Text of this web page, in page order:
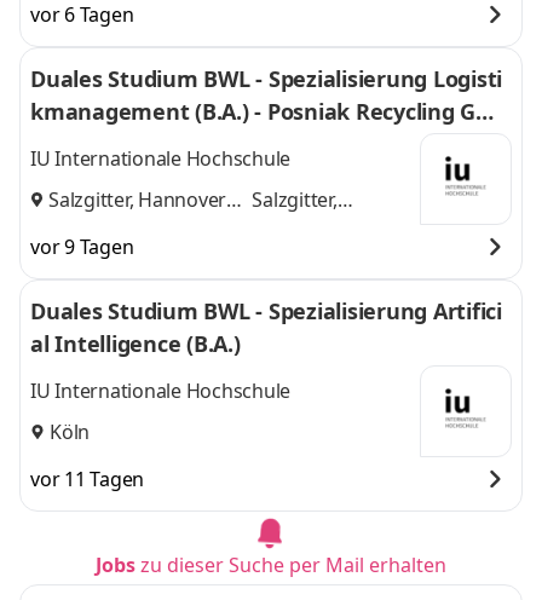
Darmstadt, Kassel,
Gießen, Dieburg,
Hanau, Wiesbaden,
Marburg,
Dieburg, Hanau,
Wiesbaden, Marburg
und 6 weitere
vor 6 Tagen
Duales Studium BWL - Spezialisierung Logisti
kmanagement (B.A.) - Posniak Recycling Gmb
H
IU Internationale Hochschule
Salzgitter, Hannover
Salzgitter,
vor 9 Tagen
Duales Studium BWL - Spezialisierung Artifici
al Intelligence (B.A.)
IU Internationale Hochschule
Köln
vor 11 Tagen
Jobszu dieser Suche per Mail erhalten